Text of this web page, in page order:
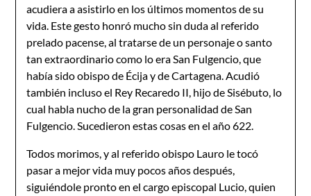
acudiera a asistirlo en los últimos momentos de su
vida. Este gesto honró mu­cho sin duda al referido
prelado pacense, al tratarse de un personaje o santo
tan extraor­dinario como lo era San Fulgencio, que
había sido obispo de Écija y de Cartagena. Acudió
también incluso el Rey Recaredo II, hijo de Sisébuto, lo
cual habla nucho de la gran per­sonalidad de San
Fulgencio. Sucedieron estas cosas en el año 622.
Todos morimos, y al referido obispo Lauro le tocó
pasar a mejor vida muy pocos años después,
siguiéndole pronto en el cargo episcopal Lucio, quien